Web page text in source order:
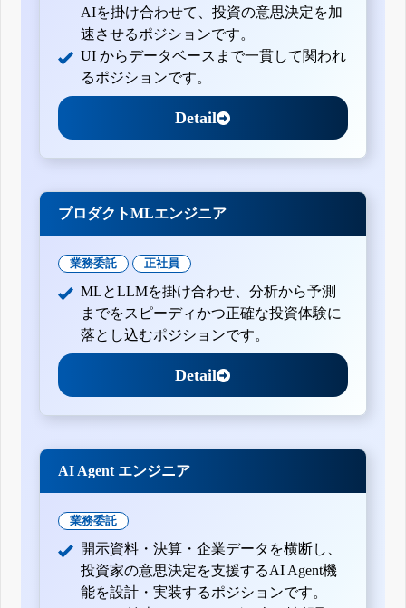
AIを掛け合わせて、投資の意思決定を加
速させるポジションです。
UI からデータベースまで一貫して関われ
るポジションです。
Detail
プロダクトMLエンジニア
業務委託 正社員
MLとLLMを掛け合わせ、分析から予測
までをスピーディかつ正確な投資体験に
落とし込むポジションです。
Detail
AI Agent エンジニア
業務委託
開示資料・決算・企業データを横断し、
投資家の意思決定を支援するAI Agent機
能を設計・実装するポジションです。